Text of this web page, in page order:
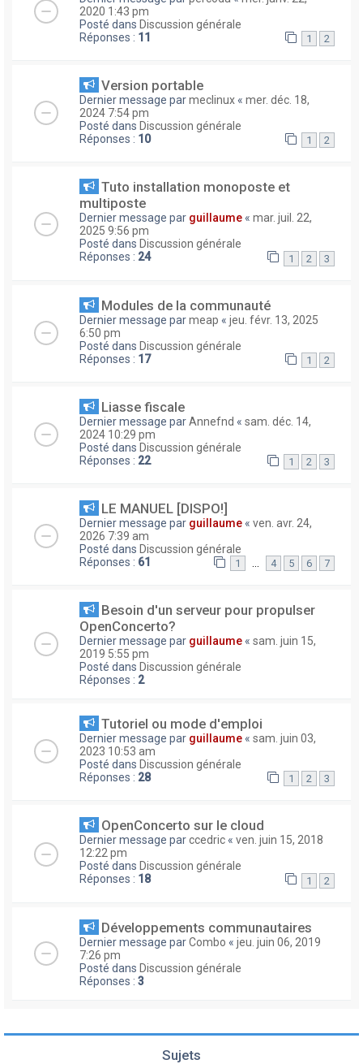
2020 1:43 pm
Posté dans Discussion générale
Réponses : 11 1 2
Version portable
Dernier message parmeclinux « mer. déc. 18,
2024 7:54 pm
Posté dans Discussion générale
Réponses : 10 1 2
Tuto installation monoposte et
multiposte
Dernier message par guillaume « mar. juil. 22,
2025 9:56 pm
Posté dans Discussion générale
Réponses : 24 1 2 3
Modules de la communauté
Dernier message parmeap « jeu. févr. 13, 2025
6:50 pm
Posté dans Discussion générale
Réponses : 17 1 2
Liasse fiscale
Dernier message parAnnefnd « sam. déc. 14,
2024 10:29 pm
Posté dans Discussion générale
Réponses : 22 1 2 3
LE MANUEL [DISPO!]
Dernier message par guillaume « ven. avr. 24,
2026 7:39 am
Posté dans Discussion générale
Réponses : 61 1 … 4 5 6 7
Besoin d'un serveur pour propulser
OpenConcerto?
Dernier message par guillaume « sam. juin 15,
2019 5:55 pm
Posté dans Discussion générale
Réponses : 2
Tutoriel ou mode d'emploi
Dernier message par guillaume « sam. juin 03,
2023 10:53 am
Posté dans Discussion générale
Réponses : 28 1 2 3
OpenConcerto sur le cloud
Dernier message parccedric « ven. juin 15, 2018
12:22 pm
Posté dans Discussion générale
Réponses : 18 1 2
Développements communautaires
Dernier message parCombo « jeu. juin 06, 2019
7:26 pm
Posté dans Discussion générale
Réponses : 3
Sujets